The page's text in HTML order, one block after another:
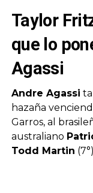
Taylor
que lo
Agassi
Andre Agassi
hazaña
Garros, al
australiano
Todd Martin